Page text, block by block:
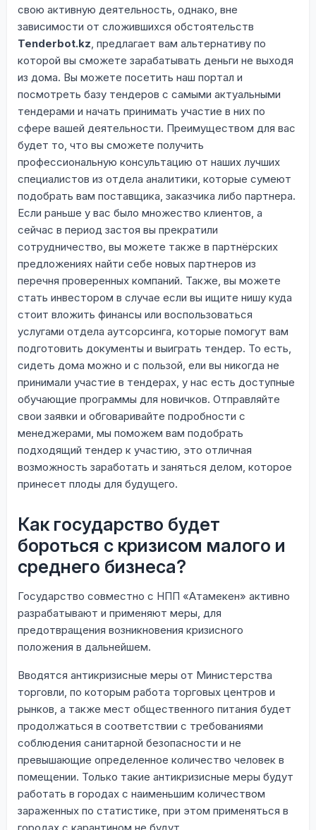
свою активную деятельность, однако, вне
зависимости от сложившихся обстоятельств
Tenderbot.kz, предлагает вам альтернативу по
которой вы сможете зарабатывать деньги не выходя
из дома. Вы можете посетить наш портал и
посмотреть базу тендеров с самыми актуальными
тендерами и начать принимать участие в них по
сфере вашей деятельности. Преимуществом для вас
будет то, что вы сможете получить
профессиональную консультацию от наших лучших
специалистов из отдела аналитики, которые сумеют
подобрать вам поставщика, заказчика либо партнера.
Если раньше у вас было множество клиентов, а
сейчас в период застоя вы прекратили
сотрудничество, вы можете также в партнёрских
предложениях найти себе новых партнеров из
перечня проверенных компаний. Также, вы можете
стать инвестором в случае если вы ищите нишу куда
стоит вложить финансы или воспользоваться
услугами отдела аутсорсинга, которые помогут вам
подготовить документы и выиграть тендер. То есть,
сидеть дома можно и с пользой, ели вы никогда не
принимали участие в тендерах, у нас есть доступные
обучающие программы для новичков. Отправляйте
свои заявки и обговаривайте подробности с
менеджерами, мы поможем вам подобрать
подходящий тендер к участию, это отличная
возможность заработать и заняться делом, которое
принесет плоды для будущего.
Как государство будет
бороться с кризисом малого и
среднего бизнеса?
Государство совместно с НПП «Атамекен» активно
разрабатывают и применяют меры, для
предотвращения возникновения кризисного
положения в дальнейшем.
Вводятся антикризисные меры от Министерства
торговли, по которым работа торговых центров и
рынков, а также мест общественного питания будет
продолжаться в соответствии с требованиями
соблюдения санитарной безопасности и не
превышающие определенное количество человек в
помещении. Только такие антикризисные меры будут
работать в городах с наименьшим количеством
зараженных по статистике, при этом применяться в